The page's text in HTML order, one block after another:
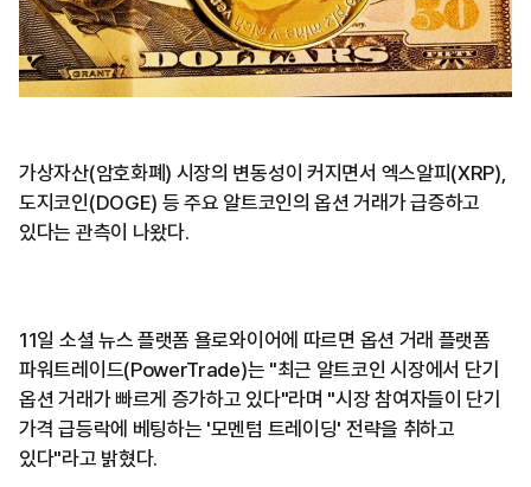
가상자산(암호화폐) 시장의 변동성이 커지면서 엑스알피(XRP),
도지코인(DOGE) 등 주요 알트코인의 옵션 거래가 급증하고
있다는 관측이 나왔다.
11일 소셜 뉴스 플랫폼 욜로와이어에 따르면 옵션 거래 플랫폼
파워트레이드(PowerTrade)는 "최근 알트코인 시장에서 단기
옵션 거래가 빠르게 증가하고 있다"라며 "시장 참여자들이 단기
가격 급등락에 베팅하는 '모멘텀 트레이딩' 전략을 취하고
있다"라고 밝혔다.